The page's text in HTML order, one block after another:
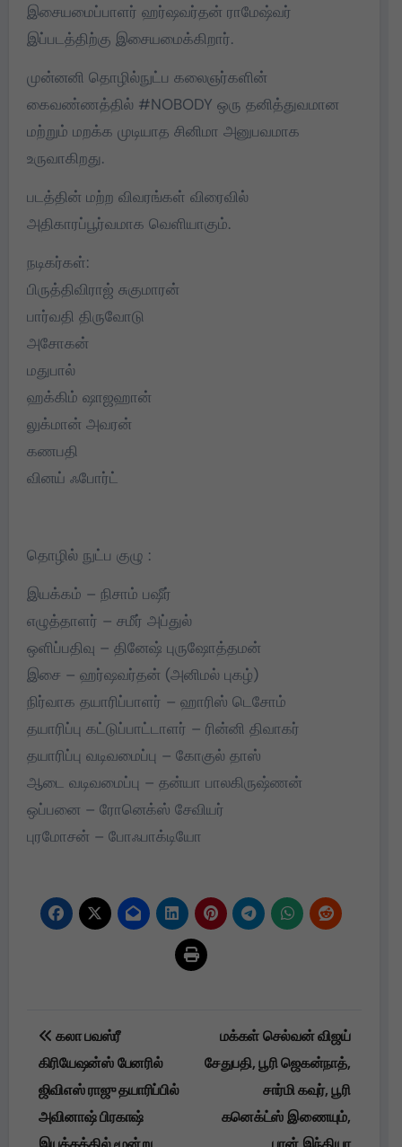
இசையமைப்பாளர் ஹர்ஷவர்தன் ராமேஷ்வர்
இப்படத்திற்கு இசையமைக்கிறார்.
முன்னனி தொழில்நுட்ப கலைஞர்களின்
கைவண்ணத்தில் #NOBODY ஒரு தனித்துவமான
மற்றும் மறக்க முடியாத சினிமா அனுபவமாக
உருவாகிறது.
படத்தின் மற்ற விவரங்கள் விரைவில்
அதிகாரப்பூர்வமாக வெளியாகும்.
நடிகர்கள்:
பிருத்திவிராஜ் சுகுமாரன்
பார்வதி திருவோடு
அசோகன்
மதுபால்
ஹக்கிம் ஷாஜஹான்
லுக்மான் அவரன்
கணபதி
வினய் ஃபோர்ட்
தொழில் நுட்ப குழு :
இயக்கம் – நிசாம் பஷீர்
எழுத்தாளர் – சமீர் அப்துல்
ஒளிப்பதிவு – தினேஷ் புருஷோத்தமன்
இசை – ஹர்ஷவர்தன் (அனிமல் புகழ்)
நிர்வாக தயாரிப்பாளர் – ஹாரிஸ் டெசோம்
தயாரிப்பு கட்டுப்பாட்டாளர் – ரின்னி திவாகர்
தயாரிப்பு வடிவமைப்பு – கோகுல் தாஸ்
ஆடை வடிவமைப்பு – தன்யா பாலகிருஷ்ணன்
ஒப்பனை – ரோனெக்ஸ் சேவியர்
புரமோசன் – போஃபாக்டியோ
Post
navigation
கலா பவஸ்ரீ
கிரியேஷன்ஸ் பேனரில்
ஜிவிஎஸ் ராஜு தயாரிப்பில்
அவினாஷ் பிரகாஷ்
மக்கள் செல்வன் விஜய்
சேதுபதி, பூரி ஜெகன்நாத்,
சார்மி கவுர், பூரி
கனெக்ட்ஸ் இணையும்,